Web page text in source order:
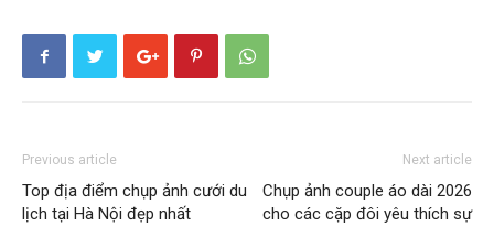
Previous article
Top địa điểm chụp ảnh cưới du
lịch tại Hà Nội đẹp nhất
Next article
Chụp ảnh couple áo dài 2026
cho các cặp đôi yêu thích sự